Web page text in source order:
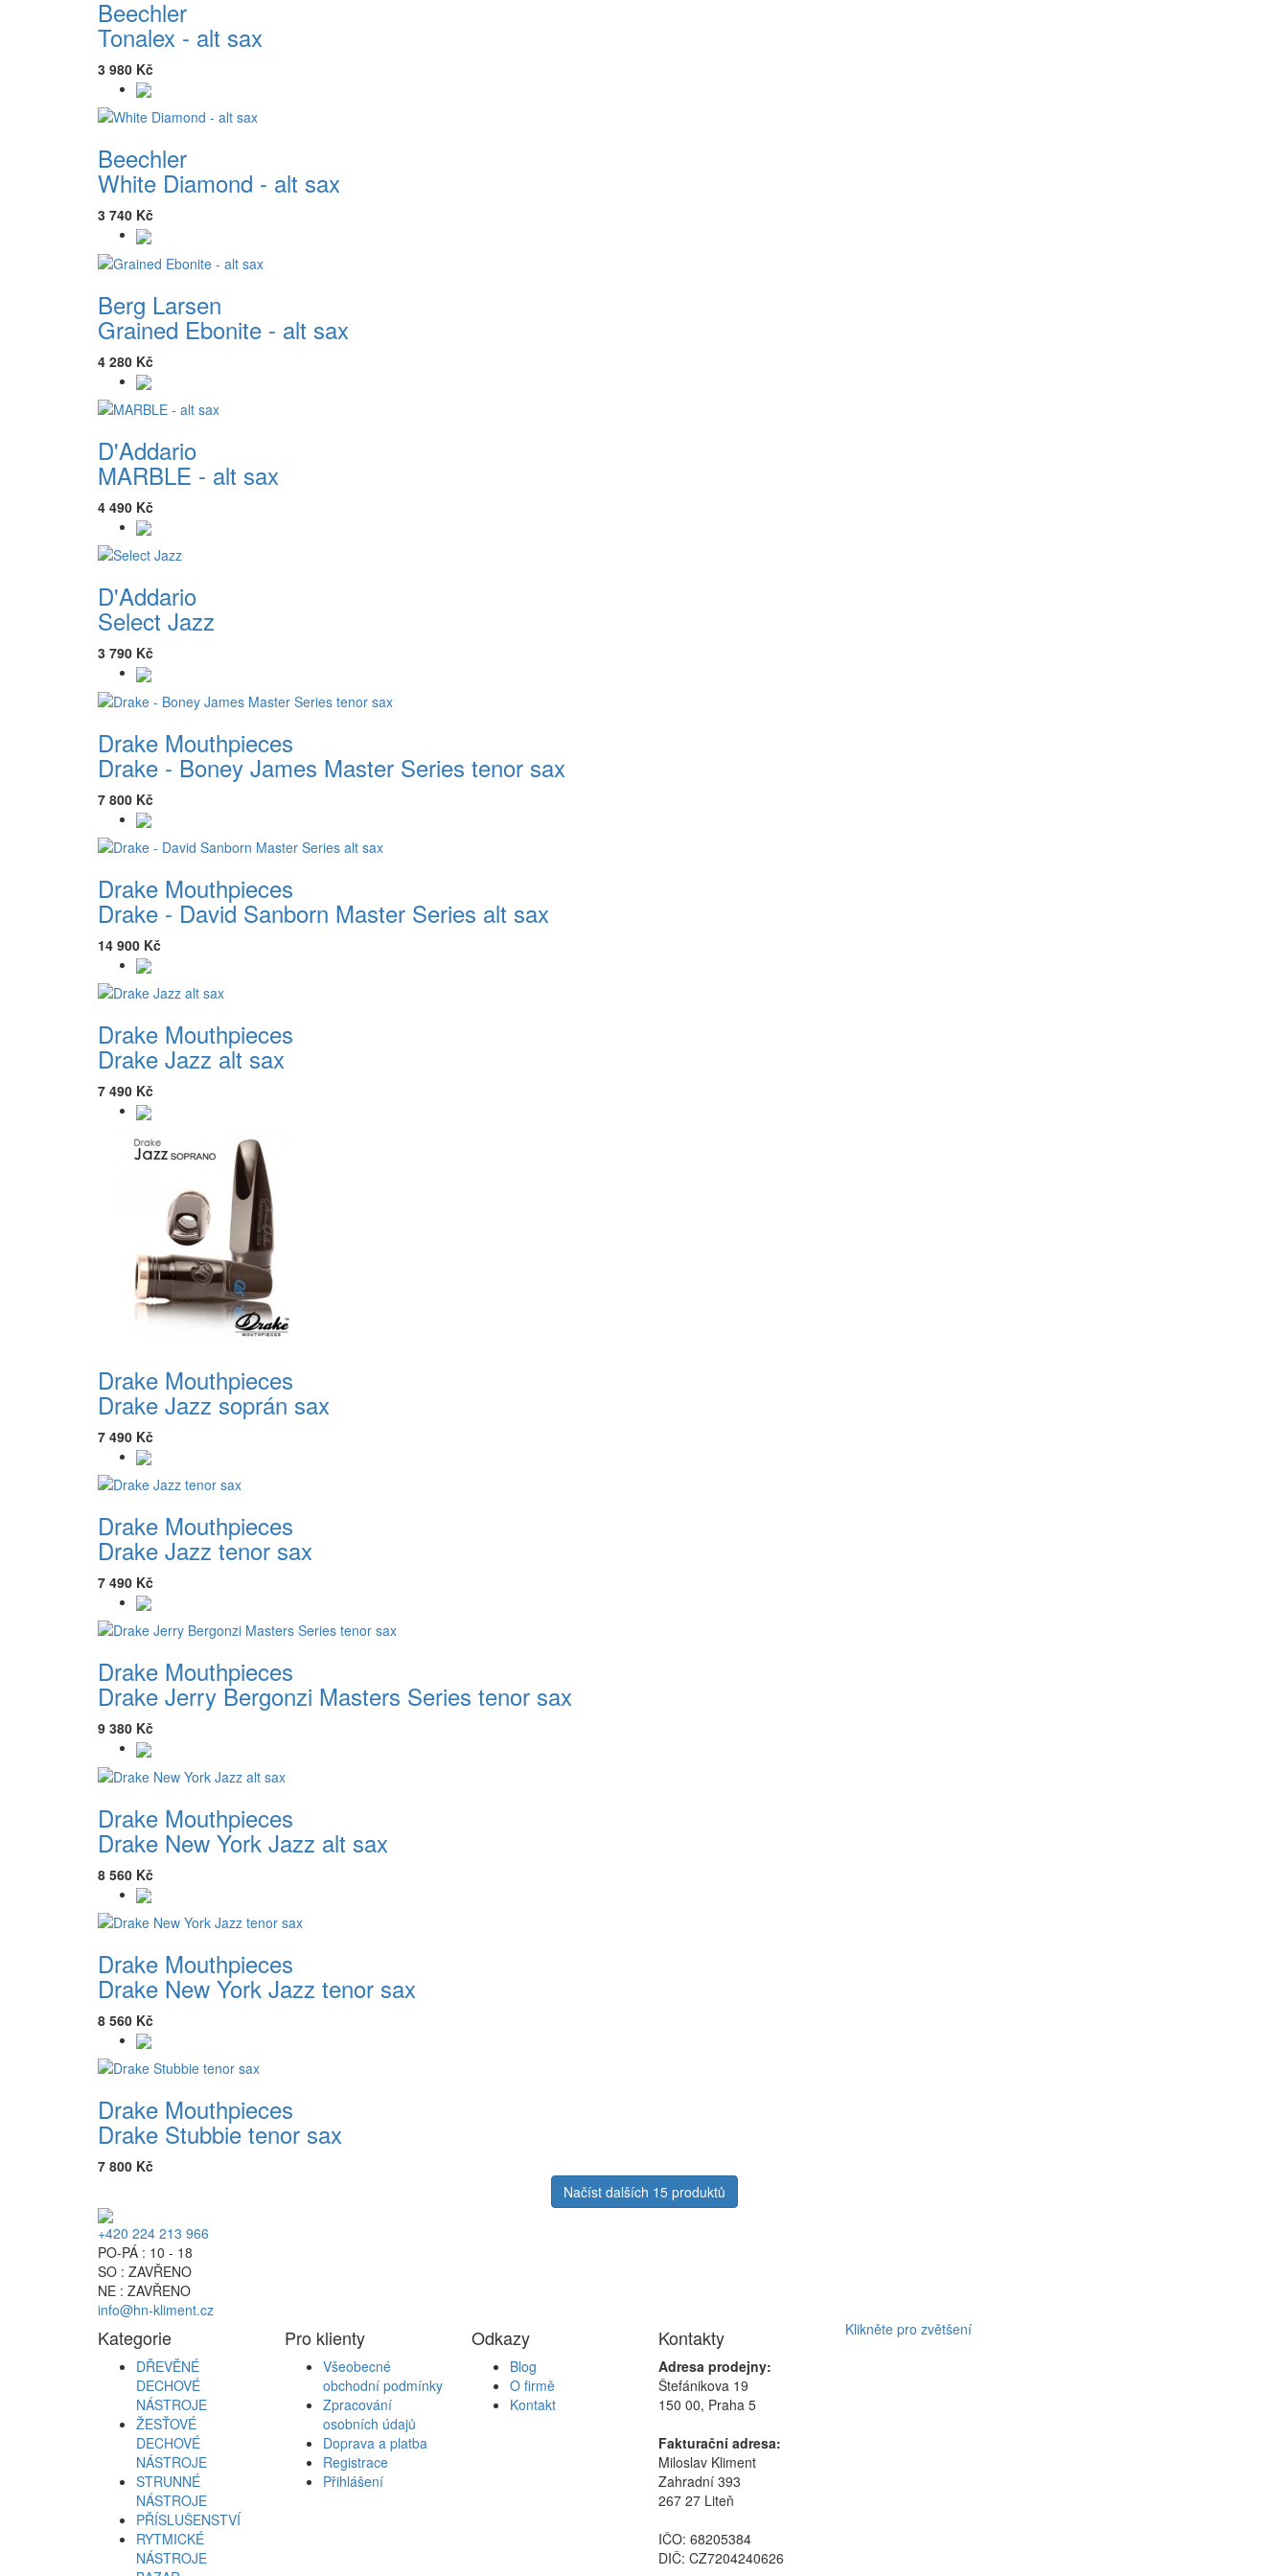
Beechler
Tonalex - alt sax
3 980 Kč
Beechler
White Diamond - alt sax
3 740 Kč
Berg Larsen
Grained Ebonite - alt sax
4 280 Kč
D'Addario
MARBLE - alt sax
4 490 Kč
D'Addario
Select Jazz
3 790 Kč
Drake Mouthpieces
Drake - Boney James Master Series tenor sax
7 800 Kč
Drake Mouthpieces
Drake - David Sanborn Master Series alt sax
14 900 Kč
Drake Mouthpieces
Drake Jazz alt sax
7 490 Kč
Drake Mouthpieces
Drake Jazz soprán sax
7 490 Kč
Drake Mouthpieces
Drake Jazz tenor sax
7 490 Kč
Drake Mouthpieces
Drake Jerry Bergonzi Masters Series tenor sax
9 380 Kč
Drake Mouthpieces
Drake New York Jazz alt sax
8 560 Kč
Drake Mouthpieces
Drake New York Jazz tenor sax
8 560 Kč
Drake Mouthpieces
Drake Stubbie tenor sax
7 800 Kč
Načíst dalších 15 produktů
+420 224 213 966
PO-PÁ : 10 - 18
SO : ZAVŘENO
NE : ZAVŘENO
info@hn-kliment.cz
Kategorie
DŘEVĚNÉ
DECHOVÉ
NÁSTROJE
ŽESŤOVÉ
DECHOVÉ
NÁSTROJE
STRUNNÉ
NÁSTROJE
PŘÍSLUŠENSTVÍ
RYTMICKÉ
NÁSTROJE
Pro klienty
Všeobecné
obchodní podmínky
Zpracování
osobních údajů
Doprava a platba
Registrace
Přihlášení
Odkazy
Blog
O firmě
Kontakt
Kontakty
Adresa prodejny:
Štefánikova 19
150 00, Praha 5
Fakturační adresa:
Miloslav Kliment
Zahradní 393
267 27 Liteň
IČO: 68205384
DIČ: CZ7204240626
Klikněte pro zvětšení